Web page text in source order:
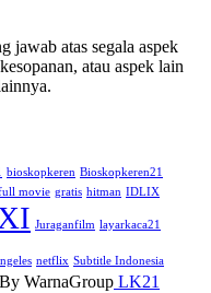
jawab atas segala aspek
atau aspek lain
bioskopkeren Bioskopkeren21
movie gratis hitman IDLIX
Juraganfilm layarkaca21
netflix Subtitle Indonesia
WarnaGroup LK21